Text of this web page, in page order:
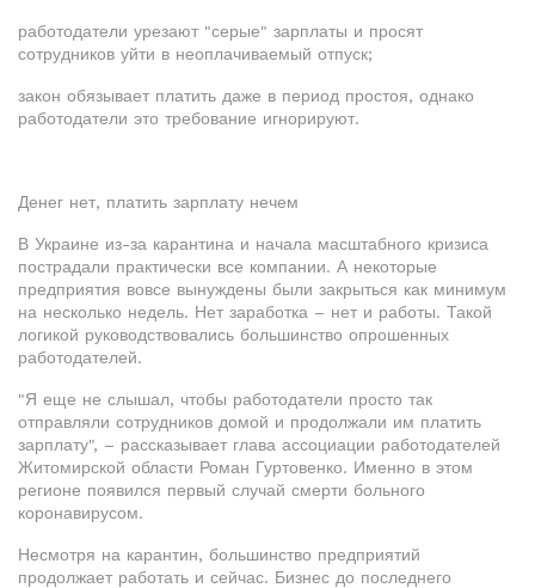
работодатели урезают "серые" зарплаты и просят
сотрудников уйти в неоплачиваемый отпуск;
закон обязывает платить даже в период простоя, однако
работодатели это требование игнорируют.
Денег нет, платить зарплату нечем
В Украине из-за карантина и начала масштабного кризиса
пострадали практически все компании. А некоторые
предприятия вовсе вынуждены были закрыться как минимум
на несколько недель. Нет заработка – нет и работы. Такой
логикой руководствовались большинство опрошенных
работодателей.
"Я еще не слышал, чтобы работодатели просто так
отправляли сотрудников домой и продолжали им платить
зарплату", – рассказывает глава ассоциации работодателей
Житомирской области Роман Гуртовенко. Именно в этом
регионе появился первый случай смерти больного
коронавирусом.
Несмотря на карантин, большинство предприятий
продолжает работать и сейчас. Бизнес до последнего